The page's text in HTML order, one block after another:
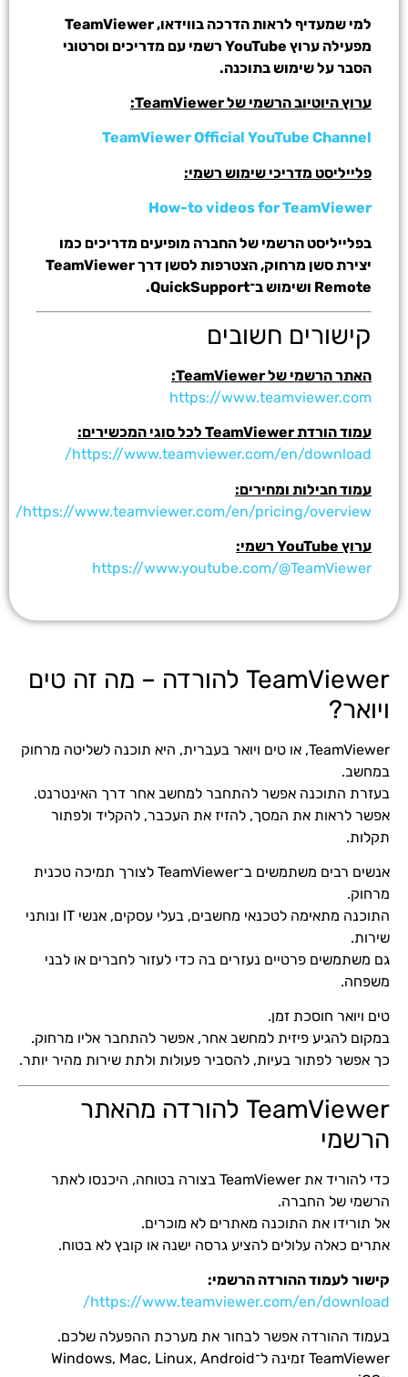
למי שמעדיף לראות הדרכה בווידאו, TeamViewer
מפעילה ערוץ YouTube רשמי עם מדריכים וסרטוני
הסבר על שימוש בתוכנה.
ערוץ היוטיוב הרשמי של TeamViewer:
TeamViewer Official YouTube Channel
פלייליסט מדריכי שימוש רשמי:
How-to videos for TeamViewer
בפלייליסט הרשמי של החברה מופיעים מדריכים כמו
יצירת סשן מרחוק, הצטרפות לסשן דרך TeamViewer
Remote ושימוש ב־QuickSupport.
קישורים חשובים
האתר הרשמי של TeamViewer:
https://www.teamviewer.com
עמוד הורדת TeamViewer לכל סוגי המכשירים:
https://www.teamviewer.com/en/download/
עמוד חבילות ומחירים:
https://www.teamviewer.com/en/pricing/overview/
ערוץ YouTube רשמי:
https://www.youtube.com/@TeamViewer
TeamViewer להורדה – מה זה טים
ויואר?
TeamViewer, או טים ויואר בעברית, היא תוכנה לשליטה מרחוק
במחשב.
בעזרת התוכנה אפשר להתחבר למחשב אחר דרך האינטרנט.
אפשר לראות את המסך, להזיז את העכבר, להקליד ולפתור
תקלות.
אנשים רבים משתמשים ב־TeamViewer לצורך תמיכה טכנית
מרחוק.
התוכנה מתאימה לטכנאי מחשבים, בעלי עסקים, אנשי IT ונותני
שירות.
גם משתמשים פרטיים נעזרים בה כדי לעזור לחברים או לבני
משפחה.
טים ויואר חוסכת זמן.
במקום להגיע פיזית למחשב אחר, אפשר להתחבר אליו מרחוק.
כך אפשר לפתור בעיות, להסביר פעולות ולתת שירות מהיר יותר.
TeamViewer להורדה מהאתר
הרשמי
כדי להוריד את TeamViewer בצורה בטוחה, היכנסו לאתר
הרשמי של החברה.
אל תורידו את התוכנה מאתרים לא מוכרים.
אתרים כאלה עלולים להציע גרסה ישנה או קובץ לא בטוח.
קישור לעמוד ההורדה הרשמי:
https://www.teamviewer.com/en/download/
בעמוד ההורדה אפשר לבחור את מערכת ההפעלה שלכם.
TeamViewer זמינה ל־Windows, Mac, Linux, Android